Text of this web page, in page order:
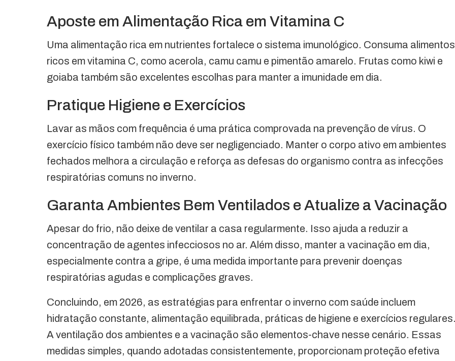
Aposte em Alimentação Rica em Vitamina C
Uma alimentação rica em nutrientes fortalece o sistema imunológico. Consuma alimentos
ricos em vitamina C, como acerola, camu camu e pimentão amarelo. Frutas como kiwi e
goiaba também são excelentes escolhas para manter a imunidade em dia.
Pratique Higiene e Exercícios
Lavar as mãos com frequência é uma prática comprovada na prevenção de vírus. O
exercício físico também não deve ser negligenciado. Manter o corpo ativo em ambientes
fechados melhora a circulação e reforça as defesas do organismo contra as infecções
respiratórias comuns no inverno.
Garanta Ambientes Bem Ventilados e Atualize a Vacinação
Apesar do frio, não deixe de ventilar a casa regularmente. Isso ajuda a reduzir a
concentração de agentes infecciosos no ar. Além disso, manter a vacinação em dia,
especialmente contra a gripe, é uma medida importante para prevenir doenças
respiratórias agudas e complicações graves.
Concluindo, em 2026, as estratégias para enfrentar o inverno com saúde incluem
hidratação constante, alimentação equilibrada, práticas de higiene e exercícios
A ventilação dos ambientes e a vacinação são elementos-chave nesse cenário. Essas
medidas simples, quando adotadas consistentemente, proporcionam proteção efetiva